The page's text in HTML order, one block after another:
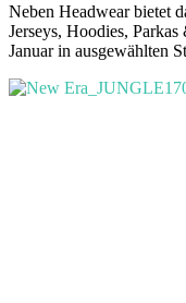
Neben Headwear bietet
Jerseys, Hoodies,
Januar in ausgewählten